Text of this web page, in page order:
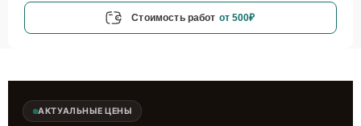
Стоимость работ от 500₽
АКТУАЛЬНЫЕ ЦЕНЫ